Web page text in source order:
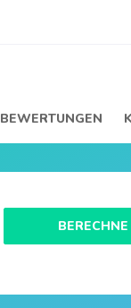
BEWERTUNGEN
BERECHNE